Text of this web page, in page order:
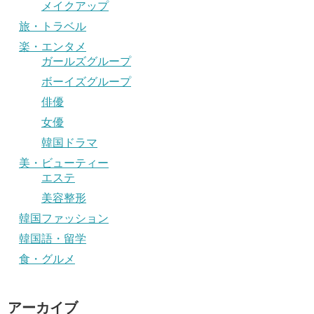
メイクアップ
旅・トラベル
楽・エンタメ
ガールズグループ
ボーイズグループ
俳優
女優
韓国ドラマ
美・ビューティー
エステ
美容整形
韓国ファッション
韓国語・留学
食・グルメ
アーカイブ